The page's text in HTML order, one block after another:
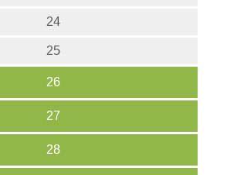
24
25
26
27
28